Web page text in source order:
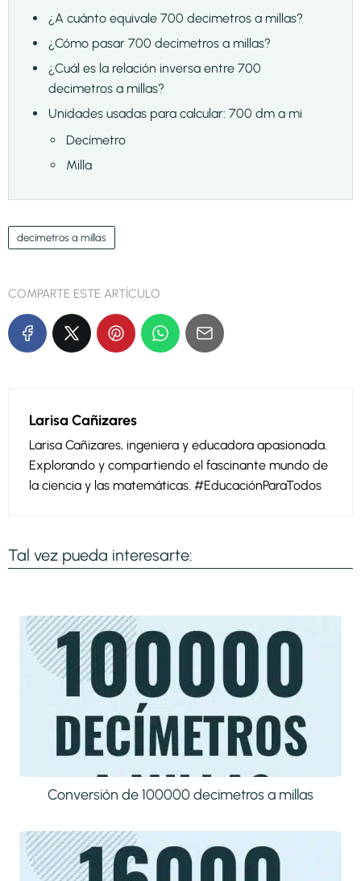
¿A cuánto equivale 700 decimetros a millas?
¿Cómo pasar 700 decimetros a millas?
¿Cuál es la relación inversa entre 700
decimetros a millas?
Unidades usadas para calcular: 700 dm a mi
Decímetro
Milla
decímetros a millas
COMPARTE ESTE ARTÍCULO
Larisa Cañizares
Larisa Cañizares, ingeniera y educadora apasionada.
Explorando y compartiendo el fascinante mundo de
la ciencia y las matemáticas. #EducaciónParaTodos
Tal vez pueda interesarte:
Conversión de 100000 decimetros a millas